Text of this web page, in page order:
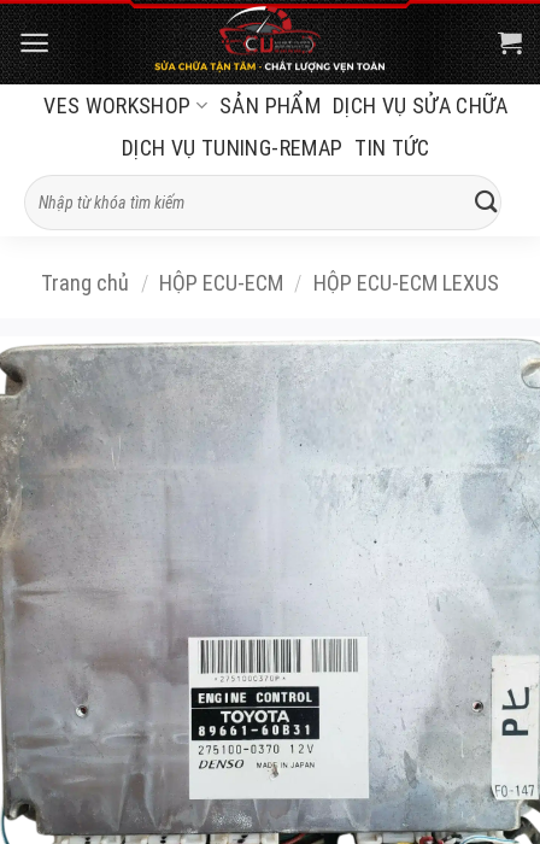
Bỏ
qua
nội
VES WORKSHOP SẢN PHẨM DỊCH VỤ SỬA CHỮA
DỊCH VỤ TUNING-REMAP TIN TỨC
Tìm
kiếm:
Trang chủ / HỘP ECU-ECM / HỘP ECU-ECM LEXUS